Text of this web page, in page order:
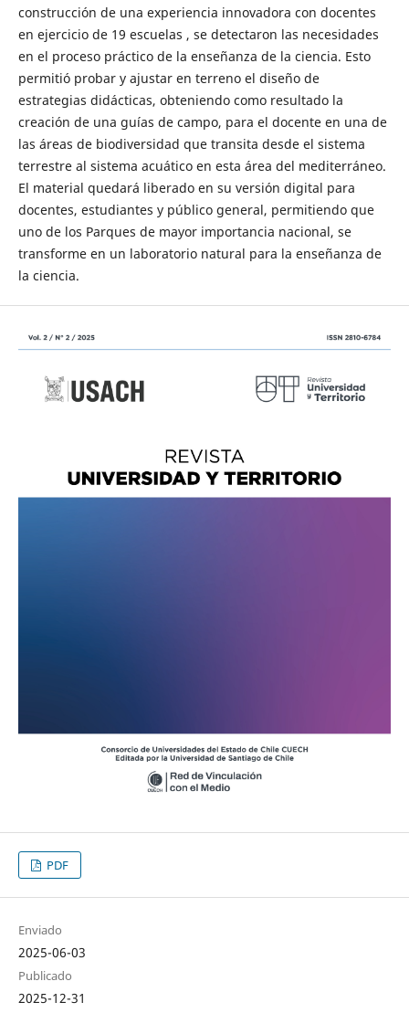
construcción de una experiencia innovadora con docentes
en ejercicio de 19 escuelas , se detectaron las necesidades
en el proceso práctico de la enseñanza de la ciencia. Esto
permitió probar y ajustar en terreno el diseño de
estrategias didácticas, obteniendo como resultado la
creación de una guías de campo, para el docente en una de
las áreas de biodiversidad que transita desde el sistema
terrestre al sistema acuático en esta área del mediterráneo.
El material quedará liberado en su versión digital para
docentes, estudiantes y público general, permitiendo que
uno de los Parques de mayor importancia nacional, se
transforme en un laboratorio natural para la enseñanza de
la ciencia.
PDF
Enviado
2025-06-03
Publicado
2025-12-31